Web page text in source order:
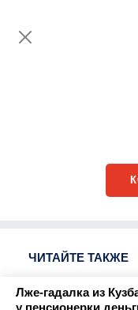
ЧИТАЙТЕ ТАКЖЕ
Лже-гадалка из
у пенсионерки